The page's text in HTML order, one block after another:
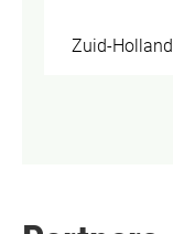
Zuid-Holland